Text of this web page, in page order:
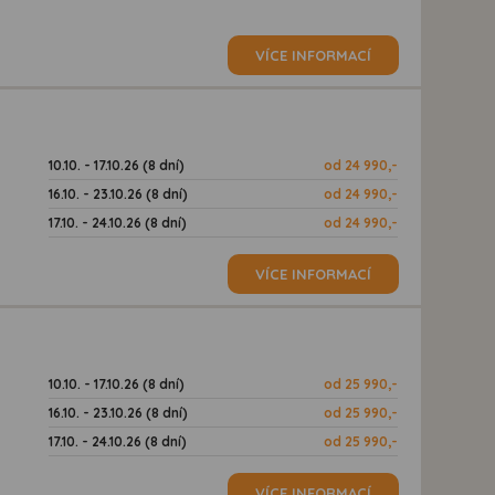
VÍCE INFORMACÍ
10.10. - 17.10.26 (8 dní)
od 24 990,-
16.10. - 23.10.26 (8 dní)
od 24 990,-
17.10. - 24.10.26 (8 dní)
od 24 990,-
VÍCE INFORMACÍ
10.10. - 17.10.26 (8 dní)
od 25 990,-
16.10. - 23.10.26 (8 dní)
od 25 990,-
17.10. - 24.10.26 (8 dní)
od 25 990,-